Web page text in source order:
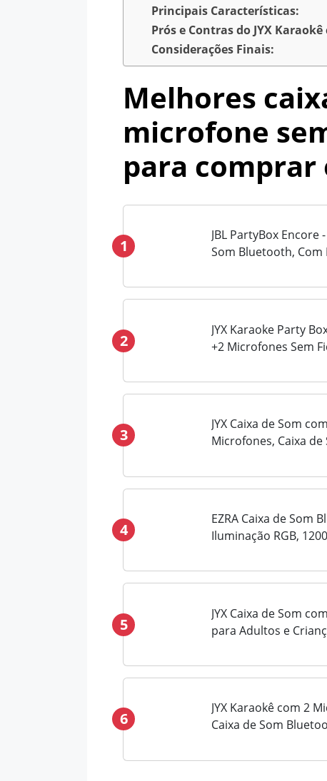
Principais Características:
Prós e Contras do JYX
Considerações Finais:
Melhores
microfone
para comprar
1
JBL PartyBox Encore
Som Bluetooth,
2
JYX Karaoke Party
+2 Microfones Sem
Luzes De Disco Para
Subwoofers De
3
JYX Caixa de Som
Microfones, Caixa de
Caixa de Som
de Graves/Agudos,
4
EZRA Caixa de Som
Iluminação RGB,
150W, TWS, com
5
JYX Caixa de Som
para Adultos e
Microfones e Luzes
Festas e Reuniões
6
JYX Karaokê com 2
Caixa de Som
Adultos e Crianças,